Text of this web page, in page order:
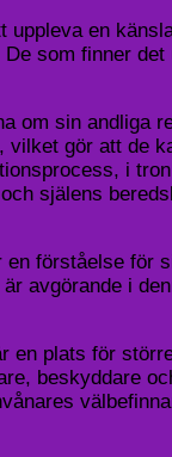
uppleva en
som finner
om sin
gör att de
i
själens
förståelse för
avgörande i
plats för
beskyddare